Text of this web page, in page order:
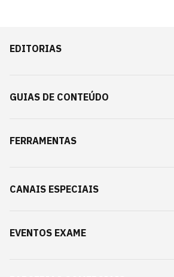
EDITORIAS
GUIAS DE CONTEÚDO
FERRAMENTAS
CANAIS ESPECIAIS
EVENTOS EXAME